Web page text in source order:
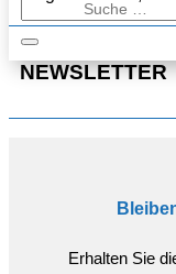
NEWSLETTER
Erhalten Sie